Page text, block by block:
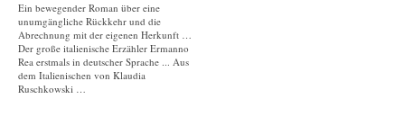
Ein bewegender Roman über eine
unumgängliche Rückkehr und die
Abrechnung mit der eigenen Herkunft …
Der große italienische Erzähler Ermanno
Rea erstmals in deutscher Sprache ... Aus
dem Italienischen von Klaudia
Ruschkowski …